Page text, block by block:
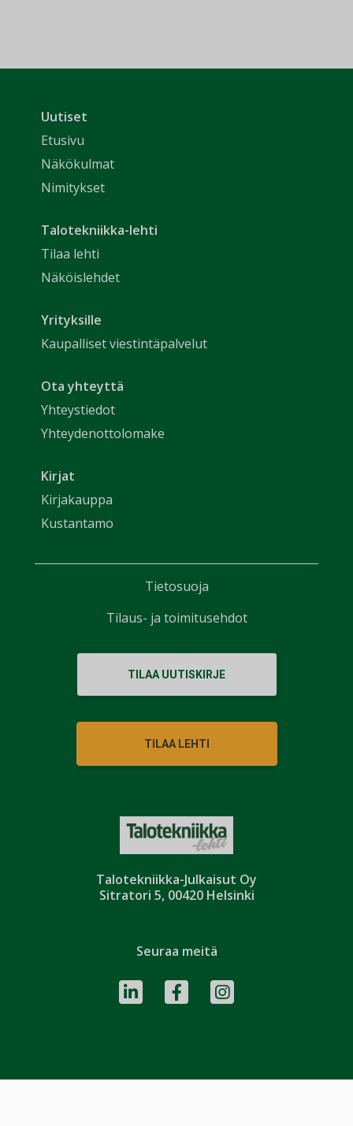
Talotekniikka-Julkaisut Oy
Sitratori 5, 00420 Helsinki
Uutiset
Etusivu
Näkökulmat
Nimitykset
Talotekniikka-lehti
Tilaa lehti
Näköislehdet
Yrityksille
Kaupalliset viestintäpalvelut
Ota yhteyttä
Yhteystiedot
Yhteydenottolomake
Kirjat
Kirjakauppa
Kustantamo
TILAA UUTISKIRJE
TILAA LEHTI
Seuraa meitä
Tietosuoja
Tilaus- ja toimitusehdot